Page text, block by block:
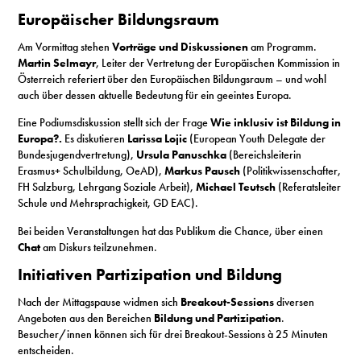
Europäischer Bildungsraum
Am Vormittag stehenVorträge und Diskussionenam Programm.
Martin Selmayr, Leiter der Vertretung der Europäischen Kommission in
Österreich referiert über den Europäischen Bildungsraum – und wohl
auch über dessen aktuelle Bedeutung für ein geeintes Europa.
Eine Podiumsdiskussion stellt sich der FrageWie inklusiv ist Bildung in
Europa?. Es diskutieren Larissa Lojic (European Youth Delegate der
Bundesjugendvertretung), Ursula Panuschka (Bereichsleiterin
Erasmus+ Schulbildung, OeAD),Markus Pausch (Politikwissenschafter,
FH Salzburg, Lehrgang Soziale Arbeit),Michael Teutsch (Referatsleiter
Schule und Mehrsprachigkeit, GD EAC).
Bei beiden Veranstaltungen hat das Publikum die Chance, über einen
Chatam Diskurs teilzunehmen.
Initiativen Partizipation und Bildung
Nach der Mittagspause widmen sich Breakout-Sessionsdiversen
Angeboten aus den Bereichen Bildung und Partizipation.
Besucher/innen können sich für drei Breakout-Sessions à 25 Minuten
entscheiden.